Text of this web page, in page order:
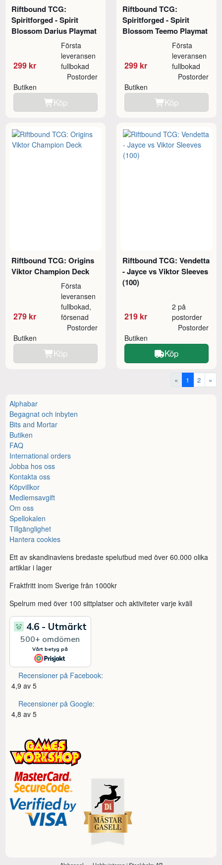
Riftbound TCG:
Spiritforged - Spirit
Blossom Darius Playmat
299 kr
Första
leveransen
fullbokad
Butiken
Postorder
Köp
Riftbound TCG:
Spiritforged - Spirit
Blossom Teemo Playmat
299 kr
Första
leveransen
fullbokad
Butiken
Postorder
Köp
Riftbound TCG: Origins
Viktor Champion Deck
279 kr
Första
leveransen
fullbokad,
försenad
Butiken
Postorder
Köp
Riftbound TCG: Vendetta
- Jayce vs Viktor Sleeves
(100)
219 kr
2 på
postorder
Butiken
Postorder
Köp
« 1 2 »
Alphabar
Begagnat och inbyten
Bits and Mortar
Butiken
FAQ
International orders
Jobba hos oss
Kontakta oss
Köpvillkor
Medlemsavgift
Om oss
Spellokalen
Tillgänglighet
Hantera cookies
Ett av skandinaviens bredaste spelutbud med över 60.000 olika
artiklar i lager
Fraktfritt inom Sverige från 1000kr
Spelrum med över 100 sittplatser och aktiviteter varje kväll
Recensioner på Facebook:
4,9 av 5
Recensioner på Google:
4,8 av 5